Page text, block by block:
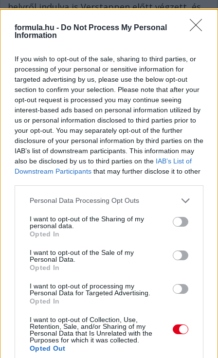
formula.hu - Do Not Process My Personal
Information
If you wish to opt-out of the sale, sharing to third parties, or
processing of your personal or sensitive information for
targeted advertising by us, please use the below opt-out
section to confirm your selection. Please note that after your
opt-out request is processed you may continue seeing
interest-based ads based on personal information utilized by
us or personal information disclosed to third parties prior to
your opt-out. You may separately opt-out of the further
disclosure of your personal information by third parties on the
IAB’s list of downstream participants. This information may
also be disclosed by us to third parties on the IAB’s List of
Downstream Participants that may further disclose it to other
Please note that this website/app uses one or more Google
not limited to your visit or usage behaviour. You may click to
grant or deny consent to Google and its third-party tags to
use your data for below specified purposes in below Google
consent section.
Personal Data Processing Opt Outs
I want to opt-out of the Sharing of my
personal data.
Opted In
I want to opt-out of the Sale of my
Personal Data.
Opted In
I want to opt-out of processing my
Personal Data for Targeted Advertising.
Opted In
I want to opt-out of Collection, Use,
Retention, Sale, and/or Sharing of my
Personal Data that Is Unrelated with the
Purposes for which it was collected.
Opted Out
helyről indulva is Verstappen előtt végzett, és
az utolsó előtti körben történt Perez–Sainz
ütközés nyomán végül a 4. helyen ért célba.
Oscar Piastri győzelmét elnézve ebben sokkal-
sokkal több volt.
Eredmény: 4. hely (13 pont)
Elérhető maximum: 1. hely (26 pont)
Különbség: 13 pont
7. USA Nagydíj
Egy újabb elbaltázott rajtot láthattunk
Austinban, ahol Norris a pole-ból egészen a
negyedik helyig esett vissza, s végül itt is futott
győzelmét aligha tudta volna megakadályozni,
arra viszont minden esélye megvolt, hogy
Verstappent maga mögé utasítsa.